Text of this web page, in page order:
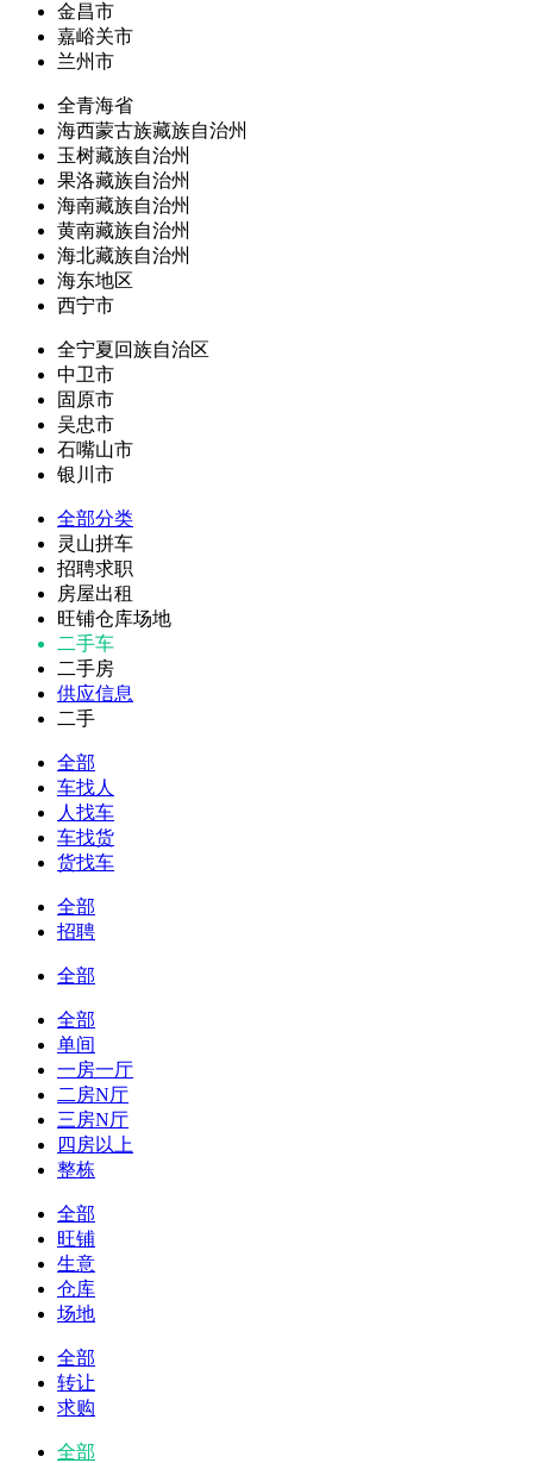
金昌市
嘉峪关市
兰州市
全青海省
海西蒙古族藏族自治州
玉树藏族自治州
果洛藏族自治州
海南藏族自治州
黄南藏族自治州
海北藏族自治州
海东地区
西宁市
全宁夏回族自治区
中卫市
固原市
吴忠市
石嘴山市
银川市
全部分类
灵山拼车
招聘求职
房屋出租
旺铺仓库场地
二手车
二手房
供应信息
二手
全部
车找人
人找车
车找货
货找车
全部
招聘
全部
全部
单间
一房一厅
二房N厅
三房N厅
四房以上
整栋
全部
旺铺
生意
仓库
场地
全部
转让
求购
全部